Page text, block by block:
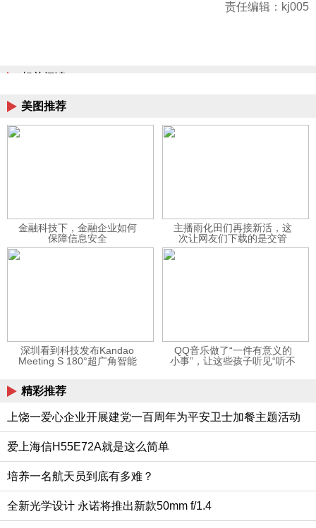
责任编辑：kj005
相关阅读
美图推荐
金融科技下，金融企业如何
保障信息安全
主播雨化田们再接新活，这
次让网友们下载的是交管
12123APP
深圳看到科技发布Kandao
Meeting S 180°超广角智能
QQ音乐做了“一件有意义的
小事”，让这些孩子听见“听不
精彩推荐
上饶一爱心企业开展建党一百周年为平安卫士加餐主题活动
爱上海信H55E72A就是这么简单
培养一名航天员到底有多难？
全新光学设计 永诺将推出新款50mm f/1.4